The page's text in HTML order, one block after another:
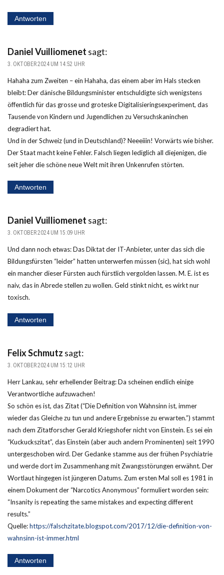
Antworten
Daniel Vuilliomenet sagt:
3. OKTOBER 2024 UM 14:52 UHR
Hahaha zum Zweiten – ein Hahaha, das einem aber im Hals stecken
bleibt: Der dänische Bildungsminister entschuldigte sich wenigstens
öffentlich für das grosse und groteske Digitalisieringsexperiment, das
Tausende von Kindern und Jugendlichen zu Versuchskaninchen
degradiert hat.
Und in der Schweiz (und in Deutschland)? Neeeiiin! Vorwärts wie bisher.
Der Staat macht keine Fehler. Falsch liegen lediglich all diejenigen, die
seit jeher die schöne neue Welt mit ihren Unkenrufen störten.
Antworten
Daniel Vuilliomenet sagt:
3. OKTOBER 2024 UM 15:09 UHR
Und dann noch etwas: Das Diktat der IT-Anbieter, unter das sich die
Bildungsfürsten “leider” hatten unterwerfen müssen (sic), hat sich wohl
ein mancher dieser Fürsten auch fürstlich vergolden lassen. M. E. ist es
naiv, das in Abrede stellen zu wollen. Geld stinkt nicht, es wirkt nur
toxisch.
Antworten
Felix Schmutz sagt:
3. OKTOBER 2024 UM 15:12 UHR
Herr Lankau, sehr erhellender Beitrag: Da scheinen endlich einige
Verantwortliche aufzuwachen!
So schön es ist, das Zitat (“Die Definition von Wahnsinn ist, immer
wieder das Gleiche zu tun und andere Ergebnisse zu erwarten.”) stammt
nach dem Zitatforscher Gerald Kriegshofer nicht von Einstein. Es sei ein
“Kuckuckszitat”, das Einstein (aber auch andern Prominenten) seit 1990
untergeschoben wird. Der Gedanke stamme aus der frühen Psychiatrie
und werde dort im Zusammenhang mit Zwangsstörungen erwähnt. Der
Wortlaut hingegen ist jüngeren Datums. Zum ersten Mal soll es 1981 in
einem Dokument der “Narcotics Anonymous” formuliert worden sein:
“Insanity is repeating the same mistakes and expecting different
results.”
Quelle:https://falschzitate.blogspot.com/2017/12/die-definition-von-
wahnsinn-ist-immer.html
Antworten